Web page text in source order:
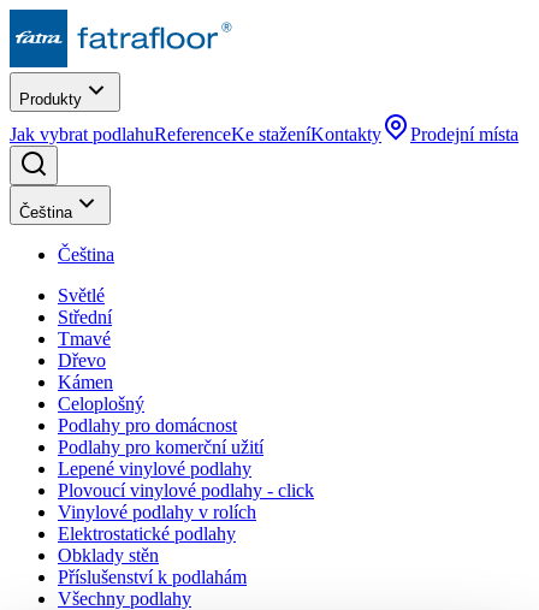
Produkty
Jak vybrat podlahuReferenceKe staženíKontakty Prodejní místa
Čeština
Čeština
Světlé
Střední
Tmavé
Dřevo
Kámen
Celoplošný
Podlahy pro domácnost
Podlahy pro komerční užití
Lepené vinylové podlahy
Plovoucí vinylové podlahy - click
Vinylové podlahy v rolích
Elektrostatické podlahy
Obklady stěn
Příslušenství k podlahám
Všechny podlahy